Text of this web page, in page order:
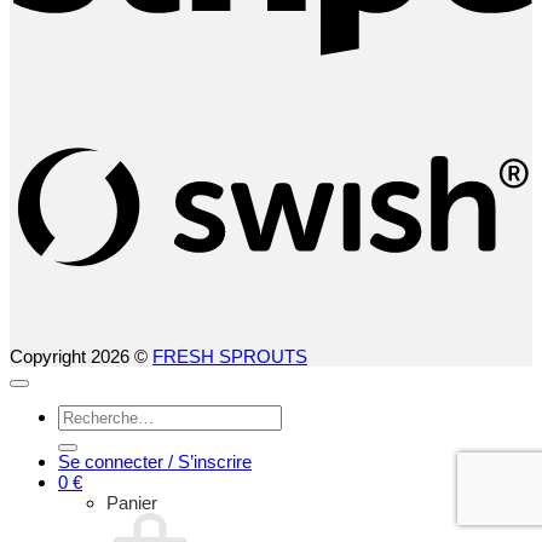
Copyright 2026 © FRESH SPROUTS
Recherche
pour :
Se connecter / S’inscrire
0 €
Panier